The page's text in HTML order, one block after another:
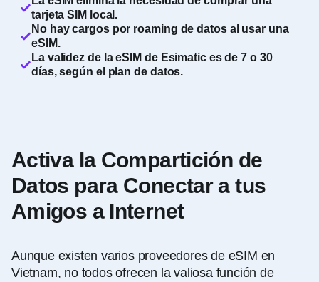
tarjeta SIM local.
No hay cargos por roaming de datos al usar una
eSIM.
La validez de la eSIM de Esimatic es de 7 o 30
días, según el plan de datos.
Activa la Compartición de
Datos para Conectar a tus
Amigos a Internet
Aunque existen varios proveedores de eSIM en
Vietnam, no todos ofrecen la valiosa función de